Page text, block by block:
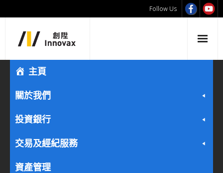
Follow Us
主頁
關於我們
投資銀行
交易及經紀服務
資產管理